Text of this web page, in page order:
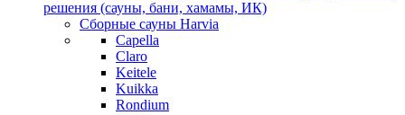
решения (сауны, бани, хамамы, ИК)
Сборные сауны Harvia
Capella
Claro
Keitele
Kuikka
Rondium